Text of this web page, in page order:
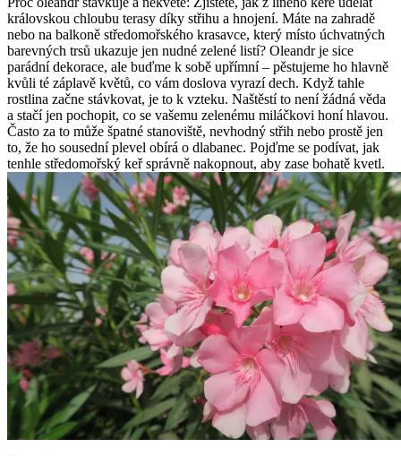
královskou chloubu terasy díky střihu a hnojení. Máte na zahradě
nebo na balkoně středomořského krasavce, který místo úchvatných
barevných trsů ukazuje jen nudné zelené listí? Oleandr je sice
parádní dekorace, ale buďme k sobě upřímní – pěstujeme ho hlavně
kvůli té záplavě květů, co vám doslova vyrazí dech. Když tahle
rostlina začne stávkovat, je to k vzteku. Naštěstí to není žádná věda
a stačí jen pochopit, co se vašemu zelenému miláčkovi honí hlavou.
Často za to může špatné stanoviště, nevhodný střih nebo prostě jen
to, že ho sousední plevel obírá o dlabanec. Pojďme se podívat, jak
tenhle středomořský keř správně nakopnout, aby zase bohatě kvetl.